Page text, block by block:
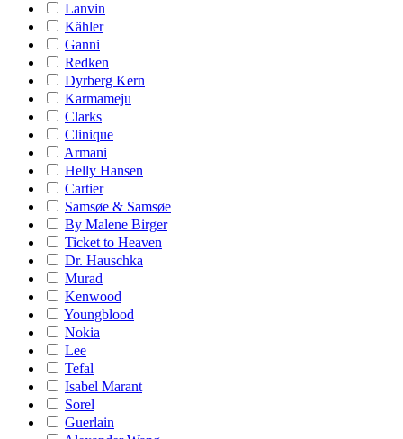
Lanvin
Kähler
Ganni
Redken
Dyrberg Kern
Karmameju
Clarks
Clinique
Armani
Helly Hansen
Cartier
Samsøe & Samsøe
By Malene Birger
Ticket to Heaven
Dr. Hauschka
Murad
Kenwood
Youngblood
Nokia
Lee
Tefal
Isabel Marant
Sorel
Guerlain